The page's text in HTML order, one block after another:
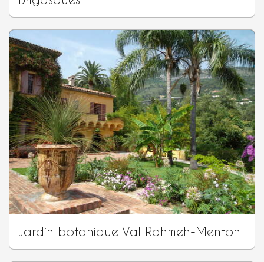
Jardin botanique Val Rahmeh-Menton